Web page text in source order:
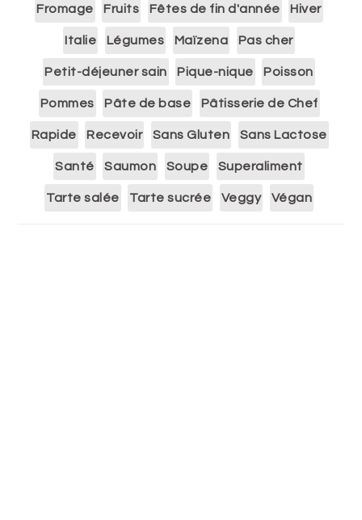
Fromage Fruits Fêtes de fin d'année Hiver
Italie Légumes Maïzena Pas cher
Petit-déjeuner sain Pique-nique Poisson
Pommes Pâte de base Pâtisserie de Chef
Rapide Recevoir Sans Gluten Sans Lactose
Santé Saumon Soupe Superaliment
Tarte salée Tarte sucrée Veggy Végan